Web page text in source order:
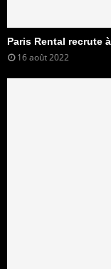
Paris Rental recrute
16 août 2022